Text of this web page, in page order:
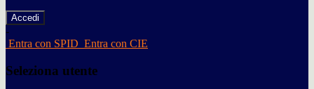
-
Entra con SPID Entra con CIE
Seleziona utente